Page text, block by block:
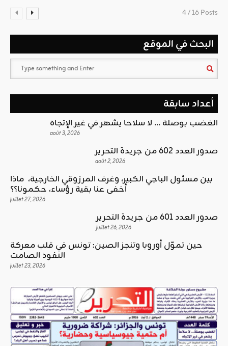
4 / 16 Posts
البحث في الموقع
أعداد سابقة
الغضب بوصلة … لا سلاحا يشهر في غير الإتجاه
août 3, 2026
صدور العدد 602 من جريدة التحرير
août 2, 2026
بين مسئول الباجي الكبير، وغرف المرزوقي الخارجية، ماذا
أخفى عنا بقية رؤساء، حكمونا؟؟
juillet 27, 2026
صدور العدد 601 من جريدة التحرير
juillet 26, 2026
حين تموّل أوروبا وتنجز الصين: تونس في قلب معركة
النفوذ الصامت
juillet 23, 2026